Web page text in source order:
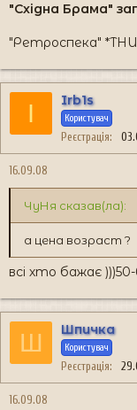
"Східна Брама"
"Ретроспека"
I Irb1s
Користувач
Реєстрація
16.09.08
ЧуНя сказав(ла):
а цена возраст ?
всі хто бажає )))50-
Ш Шпичка
Користувач
Реєстрація
16.09.08